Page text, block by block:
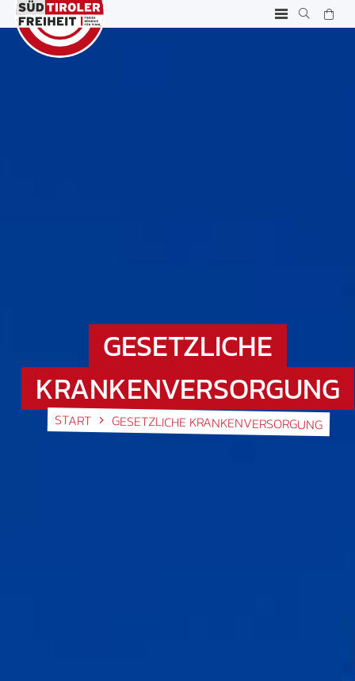
GESETZLICHE
KRANKENVERSORGUNG
START GESETZLICHE KRANKENVERSORGUNG